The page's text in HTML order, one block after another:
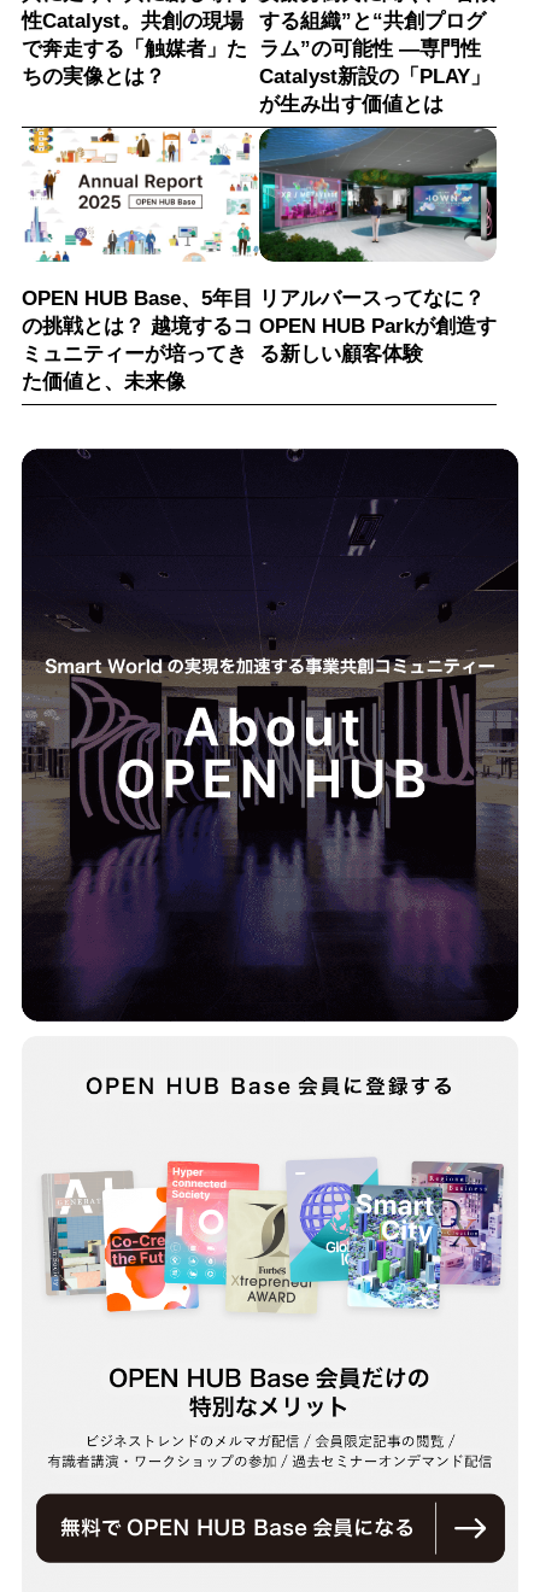
性Catalyst。共創の現場
で奔走する「触媒者」た
ちの実像とは？
する組織”と“共創プログ
ラム”の可能性 ―専門性
Catalyst新設の「PLAY」
が生み出す価値とは
OPEN HUB Base、5年目
の挑戦とは？ 越境するコ
ミュニティーが培ってき
た価値と、未来像
リアルバースってなに？
OPEN HUB Parkが創造す
る新しい顧客体験